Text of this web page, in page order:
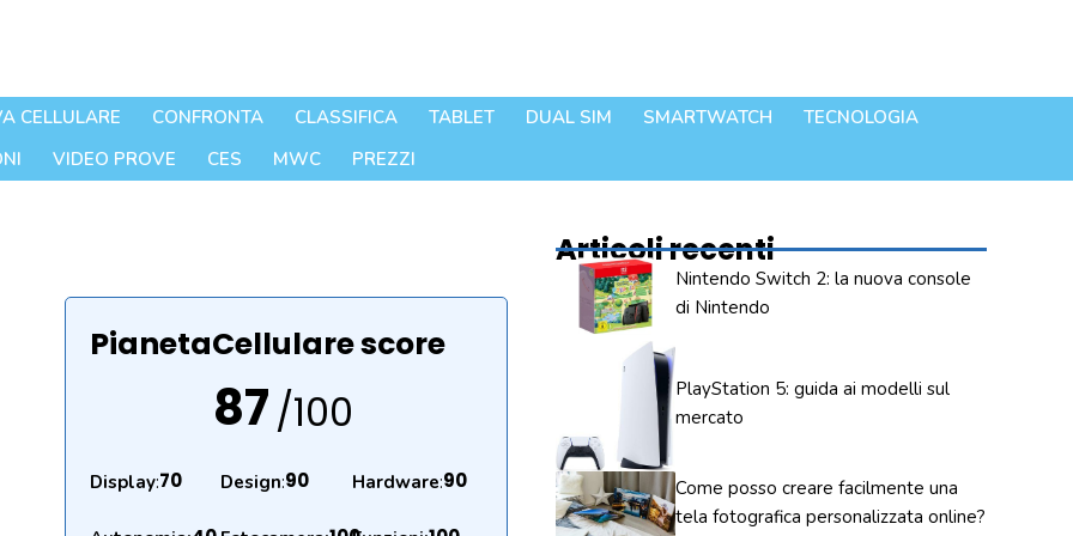
CELLULARE CONFRONTA CLASSIFICA TABLET DUAL SIM SMARTWATCH
TECNOLOGIA
VIDEO PROVE CES MWC PREZZI
PianetaCellulare score
87/100
Display:70 Design:90 Hardware:90
Articoli recenti
Nintendo Switch 2: la nuova console
di Nintendo
PlayStation 5: guida ai modelli sul
mercato
Come posso creare facilmente una
tela fotografica personalizzata online?